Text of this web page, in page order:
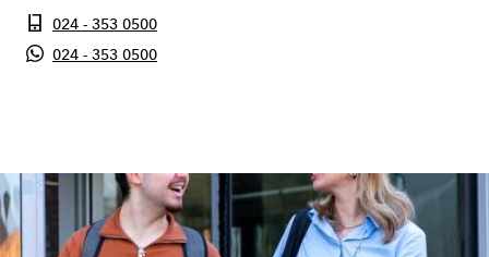
024 - 353 0500
024 - 353 0500